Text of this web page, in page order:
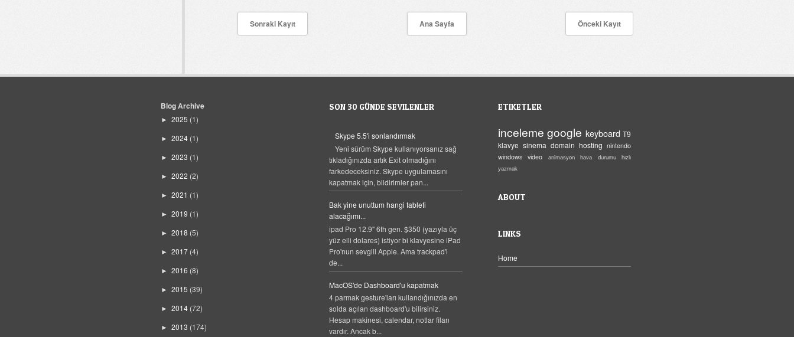
Sonraki Kayıt Önceki Kayıt
Ana Sayfa
Blog Archive
► 2025 (1)
► 2024 (1)
► 2023 (1)
► 2022 (2)
► 2021 (1)
► 2019 (1)
► 2018 (5)
► 2017 (4)
► 2016 (8)
► 2015 (39)
► 2014 (72)
► 2013 (174)
SON 30 GÜNDE SEVILENLER
Skype 5.5'i sonlandırmak
Yeni sürüm Skype kullanıyorsanız sağ
tıkladığınızda artık Exit olmadığını
farkedeceksiniz. Skype uygulamasını
kapatmak için, bildirimler pan...
Bak yine unuttum hangi tableti
alacağımı...
ipad Pro 12.9" 6th gen. $350 (yazıyla üç
yüz elli dolares) istiyor bi klavyesine iPad
Pro'nun sevgili Apple. Ama trackpad'i
de...
MacOS'de Dashboard'u kapatmak
4 parmak gesture'ları kullandığınızda en
solda açılan dashboard'u bilirsiniz.
Hesap makinesi, calendar, notlar filan
vardır. Ancak b...
ETIKETLER
inceleme google keyboard T9
klavye sinema domain hosting nintendo
windows
video animasyon hava durumu
hızlı
yazmak
ABOUT
LINKS
Home